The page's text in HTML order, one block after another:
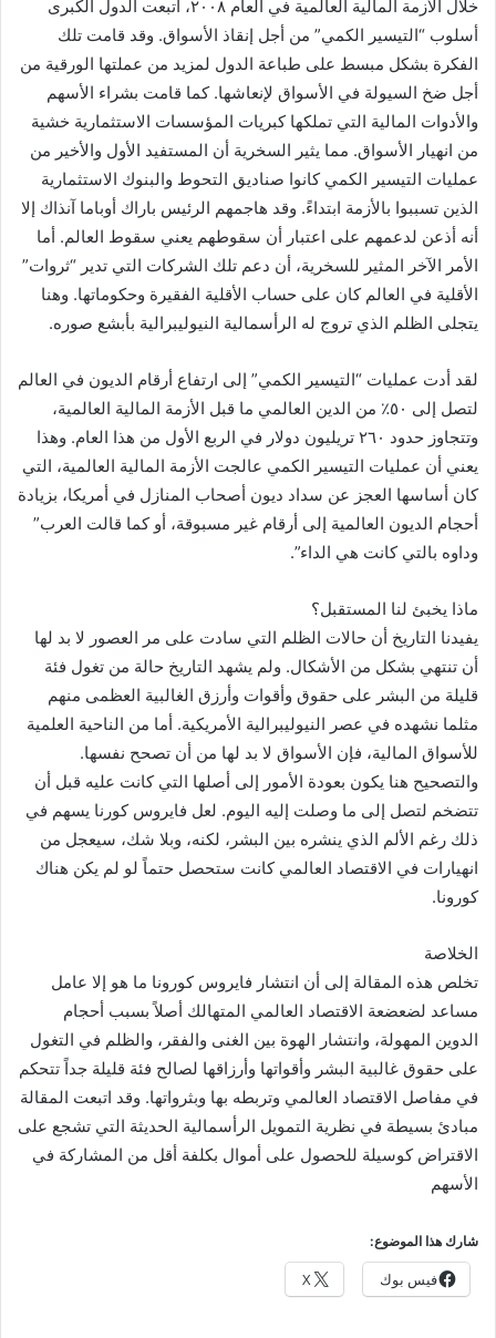
خلال الأزمة المالية العالمية في العام ٢٠٠٨، اتبعت الدول الكبرى
أسلوب “التيسير الكمي” من أجل إنقاذ الأسواق. وقد قامت تلك
الفكرة بشكل مبسط على طباعة الدول لمزيد من عملتها الورقية من
أجل ضخ السيولة في الأسواق لإنعاشها. كما قامت بشراء الأسهم
والأدوات المالية التي تملكها كبريات المؤسسات الاستثمارية خشية
من انهيار الأسواق. مما يثير السخرية أن المستفيد الأول والأخير من
عمليات التيسير الكمي كانوا صناديق التحوط والبنوك الاستثمارية
الذين تسببوا بالأزمة ابتداءً. وقد هاجمهم الرئيس باراك أوباما آنذاك إلا
أنه أذعن لدعمهم على اعتبار أن سقوطهم يعني سقوط العالم. أما
الأمر الآخر المثير للسخرية، أن دعم تلك الشركات التي تدير “ثروات”
الأقلية في العالم كان على حساب الأقلية الفقيرة وحكوماتها. وهنا
يتجلى الظلم الذي تروج له الرأسمالية النيوليبرالية بأبشع صوره.
لقد أدت عمليات “التيسير الكمي” إلى ارتفاع أرقام الديون في العالم
لتصل إلى ٥٠٪ من الدين العالمي ما قبل الأزمة المالية العالمية،
وتتجاوز حدود ٢٦٠ تريليون دولار في الربع الأول من هذا العام. وهذا
يعني أن عمليات التيسير الكمي عالجت الأزمة المالية العالمية، التي
كان أساسها العجز عن سداد ديون أصحاب المنازل في أمريكا، بزيادة
أحجام الديون العالمية إلى أرقام غير مسبوقة، أو كما قالت العرب”
وداوه بالتي كانت هي الداء”.
ماذا يخبئ لنا المستقبل؟
يفيدنا التاريخ أن حالات الظلم التي سادت على مر العصور لا بد لها
أن تنتهي بشكل من الأشكال. ولم يشهد التاريخ حالة من تغول فئة
قليلة من البشر على حقوق وأقوات وأرزق الغالبية العظمى منهم
مثلما نشهده في عصر النيوليبرالية الأمريكية. أما من الناحية العلمية
للأسواق المالية، فإن الأسواق لا بد لها من أن تصحح نفسها.
والتصحيح هنا يكون بعودة الأمور إلى أصلها التي كانت عليه قبل أن
تتضخم لتصل إلى ما وصلت إليه اليوم. لعل فايروس كورنا يسهم في
ذلك رغم الألم الذي ينشره بين البشر، لكنه، وبلا شك، سيعجل من
انهيارات في الاقتصاد العالمي كانت ستحصل حتماً لو لم يكن هناك
كورونا.
الخلاصة
تخلص هذه المقالة إلى أن انتشار فايروس كورونا ما هو إلا عامل
مساعد لضعضعة الاقتصاد العالمي المتهالك أصلاً بسبب أحجام
الدوين المهولة، وانتشار الهوة بين الغنى والفقر، والظلم في التغول
على حقوق غالبية البشر وأقواتها وأرزاقها لصالح فئة قليلة جداً تتحكم
في مفاصل الاقتصاد العالمي وتربطه بها وبثرواتها. وقد اتبعت المقالة
مبادئ بسيطة في نظرية التمويل الرأسمالية الحديثة التي تشجع على
الاقتراض كوسيلة للحصول على أموال بكلفة أقل من المشاركة في
الأسهم
شارك هذا الموضوع:
فيس بوك X